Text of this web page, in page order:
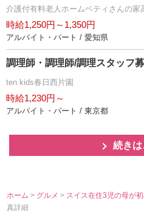
介護付有料老人ホームベティさんの家
時給1,250円～1,350円
アルバイト・パート / 愛知県
調理師・調理師/調理スタッフ
ten kids春日西片園
時給1,230円～
アルバイト・パート / 東京都
続きは
ホーム > グルメ> スイス在住3児の母が
真詳細